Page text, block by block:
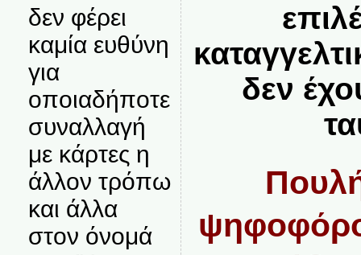
δεν φέρει
καμία ευθύνη
για
οποιαδήποτε
συναλλαγή
με κάρτες η
άλλον τρόπω
και άλλα
στον όνομά
δεν